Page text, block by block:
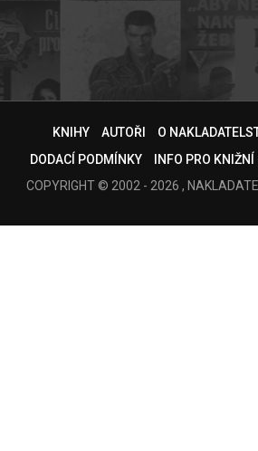
KNIHY AUTOŘI O
DODACÍ PODMÍNKY
INFO PRO
COPYRIGHT © 2002 - 2026 ,